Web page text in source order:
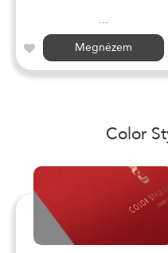
...
Megnézem
Color